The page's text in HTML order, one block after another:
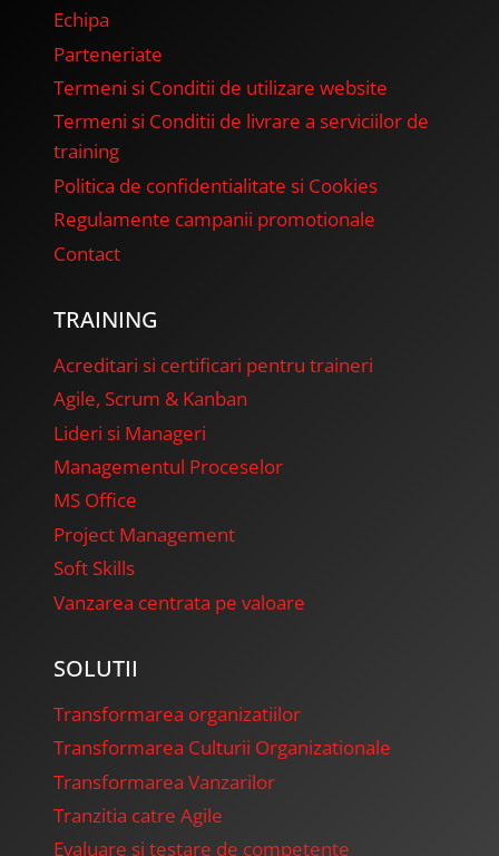
Echipa
Parteneriate
Termeni si Conditii de utilizare website
Termeni si Conditii de livrare a serviciilor de
training
Politica de confidentialitate si Cookies
Regulamente campanii promotionale
Contact
TRAINING
Acreditari si certificari pentru traineri
Agile, Scrum & Kanban
Lideri si Manageri
Managementul Proceselor
MS Office
Project Management
Soft Skills
Vanzarea centrata pe valoare
SOLUTII
Transformarea organizatiilor
Transformarea Culturii Organizationale
Transformarea Vanzarilor
Tranzitia catre Agile
Evaluare si testare de competente